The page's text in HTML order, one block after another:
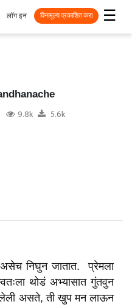
☰
लॉग इन विनामूल्य प्रकाशित करा
9.8k 5.6k
असेच निघुन जातात. प्रेमला
थोडं अभ्यासात गुंतवुन
असते, ती खुप मन लाऊन